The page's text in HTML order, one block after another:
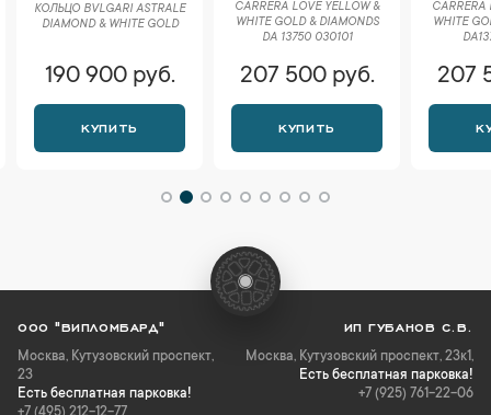
КОЛЬЦО BVLGARI ASTRALE
DIAMOND & WHITE GOLD
190 900 руб.
КУПИТЬ
CARRERA LOVE YELLOW &
WHITE GOLD & DIAMONDS
DA 13750 030101
207 500 руб.
КУПИТЬ
CARRERA
WHITE
207
ООО "ВИПЛОМБАРД"
Москва, Кутузовский проспект,
23
Есть бесплатная парковка!
ИП ГУБАНОВ С.В.
Москва, Кутузовский проспект, 23к1,
Есть бесплатная парковка!
+7 (925) 761-22-06